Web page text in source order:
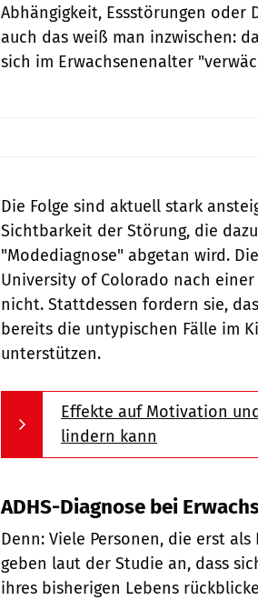
Abhängigkeit, Essstörungen oder
auch das weiß man inzwischen:
sich im Erwachsenenalter
Die Folge sind aktuell stark
Sichtbarkeit der Störung, die
"Modediagnose" abgetan wird.
University of Colorado nach
nicht. Stattdessen fordern sie,
bereits die untypischen Fälle im
unterstützen.
Effekte auf Motivation
lindern kann
ADHS-Diagnose bei
Denn: Viele Personen, die erst
geben laut der Studie an, dass
ihres bisherigen Lebens